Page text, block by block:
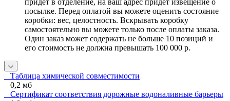
посылке. Перед оплатой вы можете оценить состояние
коробки: вес, целостность. Вскрывать коробку
самостоятельно вы можете только после оплаты заказа.
Один заказ может содержать не больше 10 позиций и
его стоимость не должна превышать 100 000 р.
Таблица химической совместимости
0,2 мб
Сертификат соответствия дорожные водоналивные барьеры